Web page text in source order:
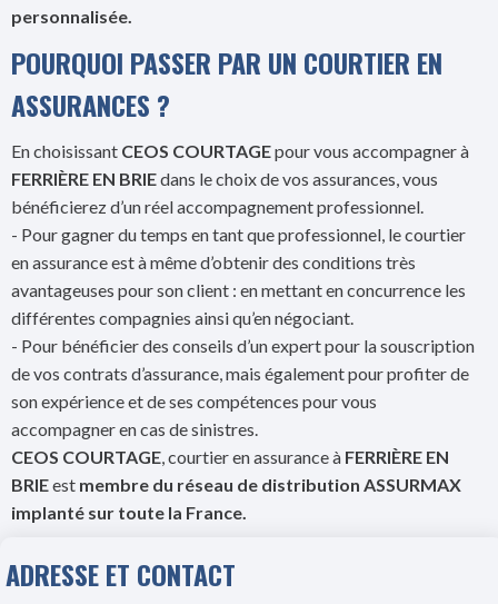
personnalisée.
POURQUOI PASSER PAR UN COURTIER EN
ASSURANCES ?
En choisissant CEOS COURTAGEpour vous accompagner à
FERRIÈRE EN BRIEdans le choix de vos assurances, vous
bénéficierez d’un réel accompagnement professionnel.
- Pour gagner du temps en tant que professionnel, le courtier
en assurance est à même d’obtenir des conditions très
avantageuses pour son client : en mettant en concurrence les
différentes compagnies ainsi qu’en négociant.
- Pour bénéficier des conseils d’un expert pour la souscription
de vos contrats d’assurance, mais également pour profiter de
son expérience et de ses compétences pour vous
accompagner en cas de sinistres.
CEOS COURTAGE, courtier en assurance à FERRIÈRE EN
BRIEest membre du réseau de distribution ASSURMAX
implanté sur toute la France.
ADRESSE ET CONTACT